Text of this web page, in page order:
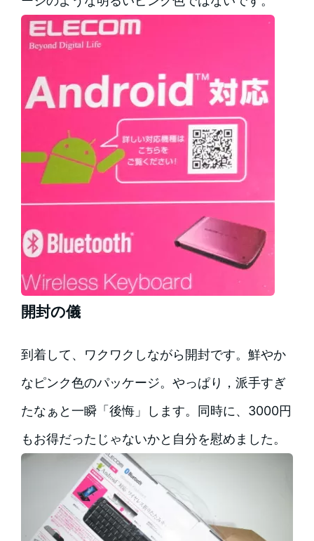
開封の儀
到着して、ワクワクしながら開封です。鮮やか
なピンク色のパッケージ。やっぱり，派手すぎ
たなぁと一瞬「後悔」します。同時に、3000円
もお得だったじゃないかと自分を慰めました。